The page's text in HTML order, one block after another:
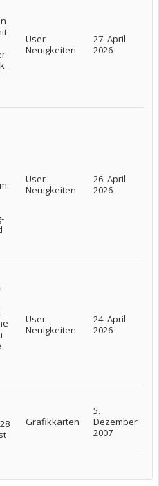
User-
Neuigkeiten
27. April
2026
User-
Neuigkeiten
26. April
2026
User-
Neuigkeiten
24. April
2026
Grafikkarten
5.
Dezember
2007